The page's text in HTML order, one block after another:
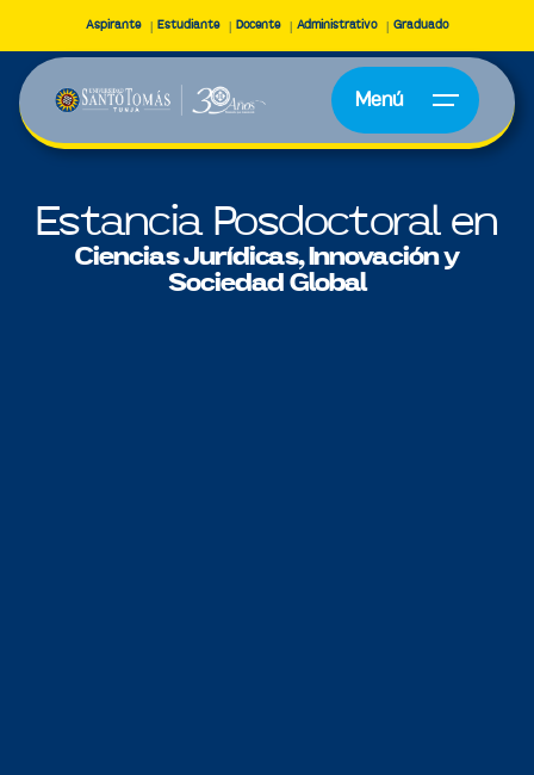
Aspirante Estudiante Docente Administrativo Graduado
Menú
Estancia Posdoctoral en
Ciencias Jurídicas, Innovación y
Sociedad Global